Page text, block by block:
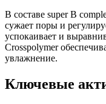
В составе super B
сужает поры и
успокаивает и
Crosspolymer
увлажнение.
Ключевые